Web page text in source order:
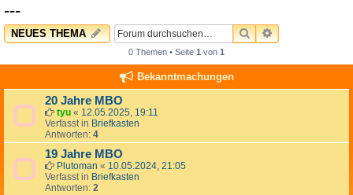
---
NEUES THEMA SUCHEERWEITERTE
0 Themen • Seite 1 von 1
Bekanntmachungen
20 Jahre MBO
tyu « 12.05.2025, 19:11
Verfasst in Briefkasten
Antworten: 4
19 Jahre MBO
Plutoman « 10.05.2024, 21:05
Verfasst in Briefkasten
Antworten: 2